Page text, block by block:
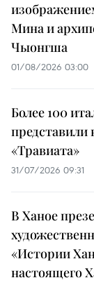
Мина и
Чыонгша
01/08/2026 03:00
Более 100
представили
«Травиата»
31/07/2026 09:31
В Ханое
«Истории
настоящего